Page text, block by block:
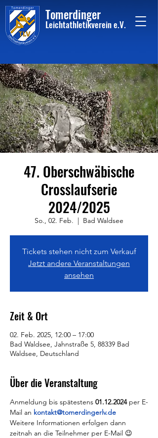
Tomerdinger
Leichtathletikvereine.V.
47. Oberschwäbische
Crosslaufserie
2024/2025
So., 02. Feb.
  |
Bad Waldsee
Tickets stehen nicht zum Verkauf
Jetzt andere Veranstaltungen
ansehen
Zeit & Ort
02. Feb. 2025, 12:00 – 17:00
Bad Waldsee, Jahnstraße 5, 88339 Bad
Waldsee, Deutschland
Über die Veranstaltung
Anmeldung bis spätestens 01.12.2024 per E-
Mail an kontakt@tomerdingerlv.de
Weitere Informationen erfolgen dann
zeitnah an die Teilnehmer per E-Mail 😉